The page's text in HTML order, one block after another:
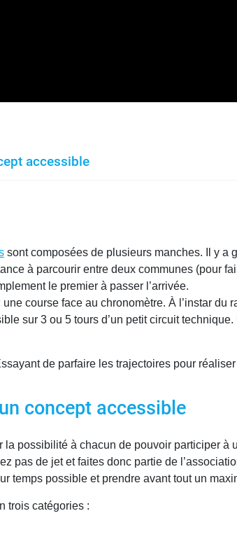
accessible
sont composées de plusieurs manches. Il y a
à parcourir entre deux communes (pour
le premier à passer l’arrivée.
course face au chronomètre. À l’instar du
sur 3 ou 5 tours d’un petit circuit
de parfaire les trajectoires pour
concept accessible
possibilité à chacun de pouvoir participer
pas de jet et faites donc partie de
temps possible et prendre avant tout un
trois catégories :